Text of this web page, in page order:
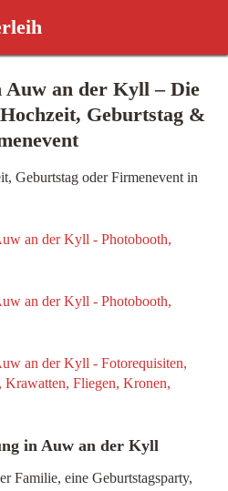
Auw an der Kyll – Die
Geburtstag &
in Auw an der Kyll
Familie, eine Geburtstagsparty,